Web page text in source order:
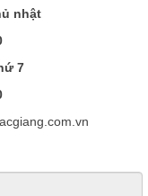
nhật
7